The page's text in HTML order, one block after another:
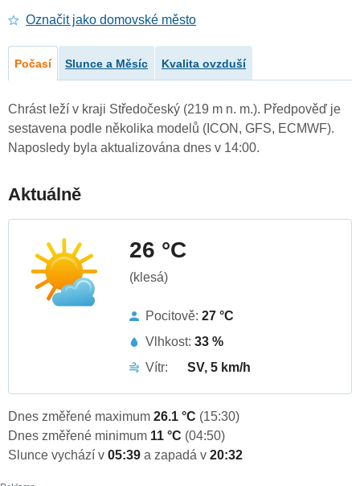
Označit jako domovské město
Počasí Slunce a Měsíc Kvalita ovzduší
Chrást leží v kraji Středočeský (219 m n. m.). Předpověď je
sestavena podle několika modelů (ICON, GFS, ECMWF).
Naposledy byla aktualizována dnes v 14:00.
Aktuálně
26 °C
(klesá)
Pocitově: 27 °C
Vlhkost: 33 %
Vítr:
SV, 5 km/h
Dnes změřené maximum 26.1 °C (15:30)
Dnes změřené minimum 11 °C (04:50)
Slunce vychází v 05:39 a zapadá v 20:32